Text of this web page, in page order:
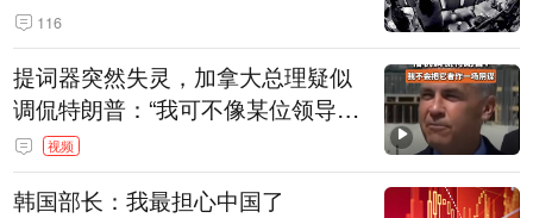
界人士：想“脱钩”并不容易
116
提词器突然失灵，加拿大总理疑似
调侃特朗普：“我可不像某位领导
人，把这当成一场阴谋”，全场哄笑
视频
韩国部长：我最担心中国了